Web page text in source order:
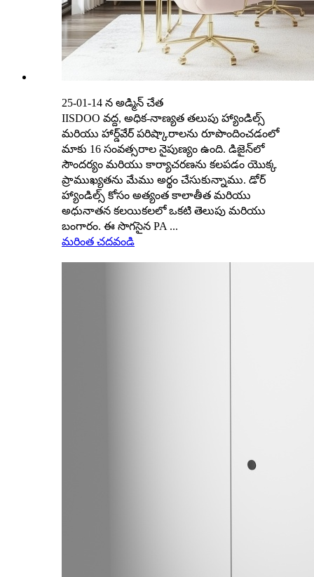
25-01-14 న అడ్మిన్ చేత
IISDOO వద్ద, అధిక-నాణ్యత తలుపు హ్యాండిల్స్
మరియు హార్డ్‌వేర్ పరిష్కారాలను రూపొందించడంలో
మాకు 16 సంవత్సరాల నైపుణ్యం ఉంది. డిజైన్‌లో
సౌందర్యం మరియు కార్యాచరణను కలపడం యొక్క
ప్రాముఖ్యతను మేము అర్థం చేసుకున్నాము. డోర్
హ్యాండిల్స్ కోసం అత్యంత కాలాతీత మరియు
అధునాతన కలయికలలో ఒకటి తెలుపు మరియు
బంగారం. ఈ సొగసైన PA ...
మరింత చదవండి